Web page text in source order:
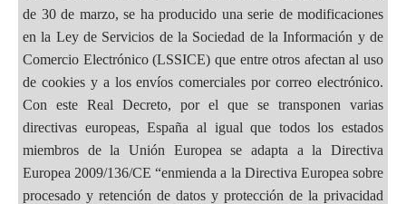
de 30 de marzo, se ha producido una serie de modificaciones
en la Ley de Servicios de la Sociedad de la Información y de
Comercio Electrónico (LSSICE) que entre otros afectan al uso
de cookies y a los envíos comerciales por correo electrónico.
Con este Real Decreto, por el que se transponen varias
directivas europeas, España al igual que todos los estados
miembros de la Unión Europea se adapta a la Directiva
Europea 2009/136/CE “enmienda a la Directiva Europea sobre
procesado y retención de datos y protección de la privacidad